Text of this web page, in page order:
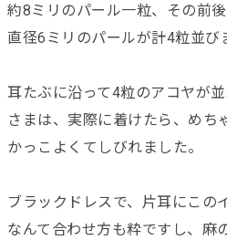
約8ミリのパール一粒、その前
直径6ミリのパールが計4粒並び
耳たぶに沿って4粒のアコヤが
さまは、実際に着けたら、めち
かっこよくてしびれました。
ブラックドレスで、片耳にこの
なんて合わせ方も粋ですし、麻